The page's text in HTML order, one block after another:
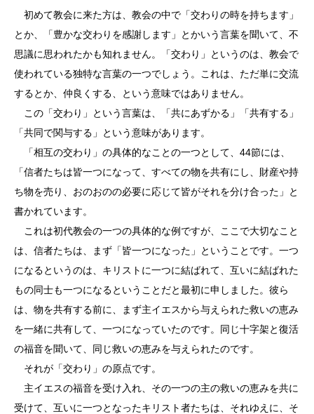
初めて教会に来た方は、教会の中で「交わりの時を持ちます」
とか、「豊かな交わりを感謝します」とかいう言葉を聞いて、不
思議に思われたかも知れません。「交わり」というのは、教会で
使われている独特な言葉の一つでしょう。これは、ただ単に交流
するとか、仲良くする、という意味ではありません。
この「交わり」という言葉は、「共にあずかる」「共有する」
「共同で関与する」という意味があります。
「相互の交わり」の具体的なことの一つとして、44節には、
「信者たちは皆一つになって、すべての物を共有にし、財産や持
ち物を売り、おのおのの必要に応じて皆がそれを分け合った」と
書かれています。
これは初代教会の一つの具体的な例ですが、ここで大切なこと
は、信者たちは、まず「皆一つになった」ということです。一つ
になるというのは、キリストに一つに結ばれて、互いに結ばれた
もの同士も一つになるということだと最初に申しました。彼ら
は、物を共有する前に、まず主イエスから与えられた救いの恵み
を一緒に共有して、一つになっていたのです。同じ十字架と復活
の福音を聞いて、同じ救いの恵みを与えられたのです。
それが「交わり」の原点です。
主イエスの福音を受け入れ、その一つの主の救いの恵みを共に
受けて、互いに一つとなったキリスト者たちは、それゆえに、そ